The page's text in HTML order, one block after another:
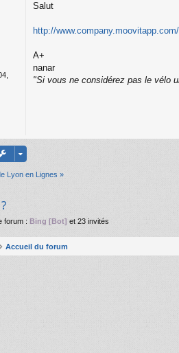
e
s
a
e
n
o
Salut
http://
A+
nanar
"Si vous ne considérez pas le vélo
Lyon en Lignes »
forum : Bing [Bot] et 23 invités
Accueil du forum